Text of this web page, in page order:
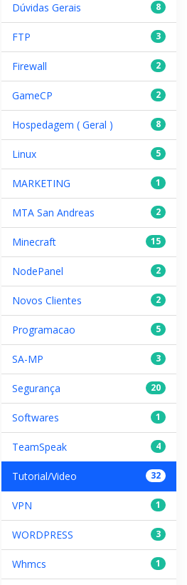
8
Dúvidas Gerais
3
FTP
2
Firewall
2
GameCP
8
Hospedagem ( Geral )
5
Linux
1
MARKETING
2
MTA San Andreas
15
Minecraft
2
NodePanel
2
Novos Clientes
5
Programacao
3
SA-MP
20
Segurança
1
Softwares
4
TeamSpeak
32
Tutorial/Video
1
VPN
3
WORDPRESS
1
Whmcs